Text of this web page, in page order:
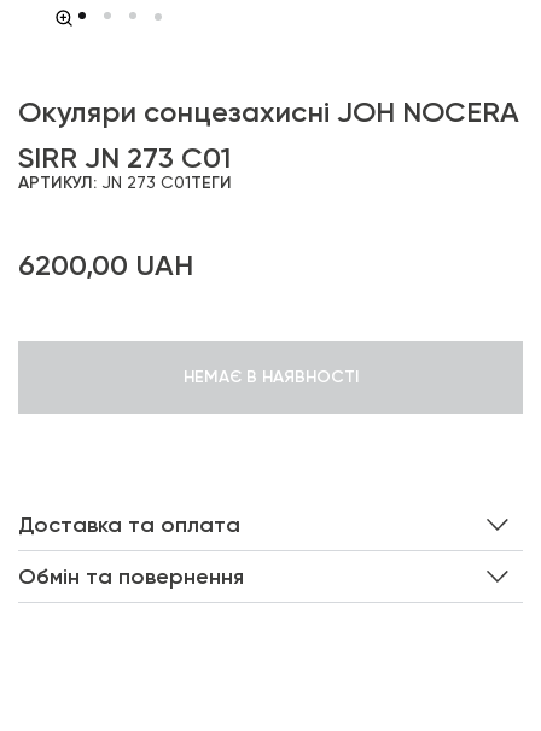
Окуляри сонцезахисні JOH NOCERA
SIRR JN 273 C01
АРТИКУЛ: JN 273 C01ТЕГИ
6200,00 UAH
НЕМАЄ В НАЯВНОСТІ
Доставка та оплата
Обмін та повернення